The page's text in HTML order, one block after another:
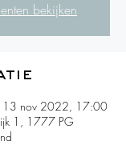
bekijken
nov 2022, 17:00
1, 1777 PG